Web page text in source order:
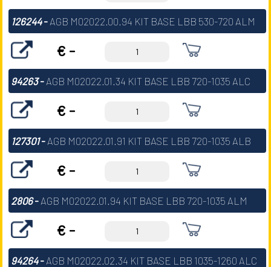
126244- AGB M02022.00.94 KIT BASE LBB 530-720 ALM
€ -
94263- AGB M02022.01.34 KIT BASE LBB 720-1035 ALC
€ -
127301- AGB M02022.01.91 KIT BASE LBB 720-1035 ALB
€ -
2806- AGB M02022.01.94 KIT BASE LBB 720-1035 ALM
€ -
94264- AGB M02022.02.34 KIT BASE LBB 1035-1260 ALC